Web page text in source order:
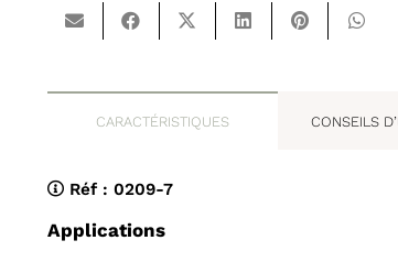
CARACTÉRISTIQUES CONSEILS
Réf : 0209-7
Applications